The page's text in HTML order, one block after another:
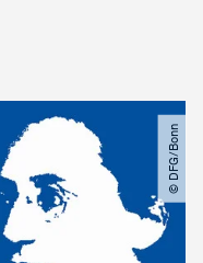
© DFG​/​Bonn